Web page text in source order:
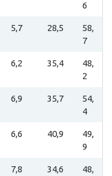
6
5,7 28,5
58,
7
6,2 35,4
48,
2
6,9 35,7
54,
4
6,6 40,9
49,
9
7,8 34,6
48,